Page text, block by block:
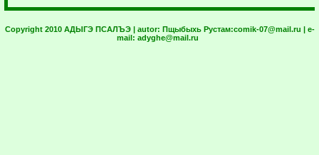
Copyright 2010 АДЫГЭ ПСАЛЪЭ | autor: Пщыбыхь Рустам:comik-07@mail.ru | e-
mail: adyghe@mail.ru